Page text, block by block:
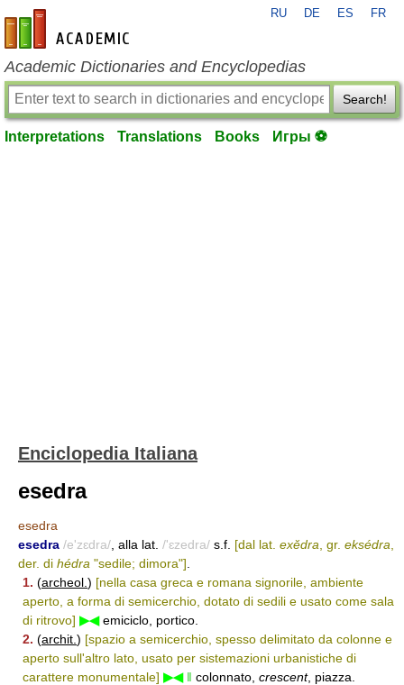
en-academic.com
RU DE ES FR
Academic Dictionaries and Encyclopedias
Search!
Interpretations Translations Books Игры ⚽
Enciclopedia Italiana
esedra
esedra
esedra /e'zɛdra/ , alla lat. /'ɛzedra/ s.f. [dal lat. exĕdra , gr. eksédra
der. di hédra "sedile; dimora"]
1. (archeol. ) [nella casa greca e romana signorile, ambiente
aperto, a forma di semicerchio, dotato di sedili e usato come sala
di ritrovo] ▶◀emiciclo, portico.
2. (archit. ) [spazio a semicerchio, spesso delimitato da colonne e
aperto sull'altro lato, usato per sistemazioni urbanistiche di
carattere monumentale] ▶◀ ‖ colonnato, crescent, piazza.